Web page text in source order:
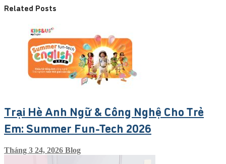
Related Posts
Trại Hè Anh Ngữ & Công Nghệ Cho Trẻ
Em: Summer Fun-Tech 2026
Tháng 3 24, 2026 Blog